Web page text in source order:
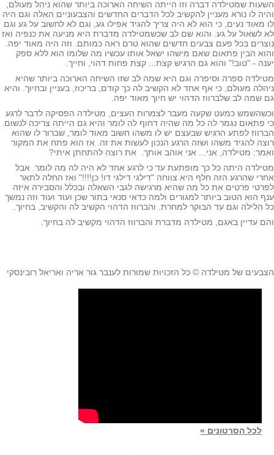
שמטילדה דברה וזו הייתה השיחה הארוכה ביותר שהוא ניהל מעולם,
לו נורא מעניין להקשיב לכל הדברים החדשים והצבעוניים האלה וגם היה
מאוד נעים, כי הוא לא היה צריך להגיד אפילו גע, וגם לא לחשוב על גע וגם
לשאול על גע. והוא שם לב שכשמטילדה מדברת היא מניעה את כנפיה ואז
בכל פעם צבעים חדשים שהוא טרם ראה כמותם. וזה היה מאוד יפה.
הבין פתאום שאם מישהו ישאל אותו עכשיו מה שלומו הוא ללא ספק
- "טוב!" והוא גם הרגיש קצת... קצת פחות דהוי, וחייך.
ספרה וסיפרה וגם היא שמה לב שזו השיחה הארוכה ביותר שהיא
מעולם, כי אף אחד לא הקשיב לה כך קודם, בריכוז, בעניין ובחיוך. והיא
שמה לב שלברווז הדהוי יש חיוך מאוד יפה.
כמעט שקעה מעבר לצמרות העצים, מטילדה הפסיקה לדבר לרגע
פתאום נגמר לה כל מה שהיה דחוף לה לומר והיא גם הייתה צריכה לנשום.
לפתע הרגיש שבעצם יש לו משהו חשוב מאוד לומר, שברור לו שהוא
להגיד משהו ושזה הרגע הנכון לעשות את זה. אז הוא פתח את המקור
מטילדה, אני... אני אוהב אותך. את רוצה להתחתן איתי?
היתה כל כך מופתעת עד כי לרגע אחד לא היה לה מה לומר. אבל
שהרגע הזה חלף היא צווחה "דילגי דילגי דו! כן!!!!" ואז החלה לתאר
פרטים את כל מה שהיא מרגישה לגבי השאלה ובכלל והסבירה איזה
הוא הטוב ביותר למגורים ולמה כדאי סנאי בתור שכן ועוד ועוד וזה נמשך
הלילה וגם עד הבוקר למחרת. והברווז הדהוי הקשיב לה והקשיב, בחיוך.
עדיין באגם, מטילדה מדברת והברווז הדהוי מקשיב לה בחיוך.
של מטילדה©כל הזכויות שמורות לענבר גור אריה ואריאל רובינסקי
לכל הסרטונים »